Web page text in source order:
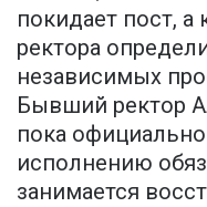
покидает пост, а
ректора
независимых
Бывший ректор
пока
исполнению
занимается